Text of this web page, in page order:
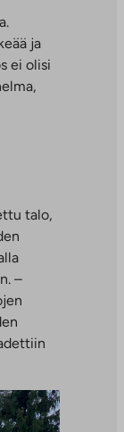
ja
ei olisi
talo,
–